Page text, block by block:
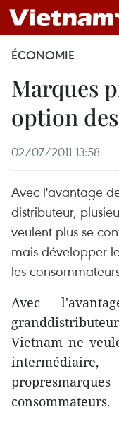
ÉCONOMIE
Marques
option
02/07/2011 13:58
Avec l'avantage
distributeur,
veulent plus se
mais développer
les
Avec
Vietnam ne
consommateurs.